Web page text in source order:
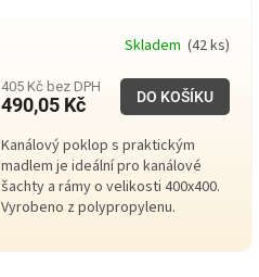
Skladem (42 ks)
405 Kč bez DPH
490,05 Kč DO KOŠÍKU
Kanálový poklop s praktickým
madlem je ideální pro kanálové
šachty a rámy o velikosti 400x400.
Vyrobeno z polypropylenu.